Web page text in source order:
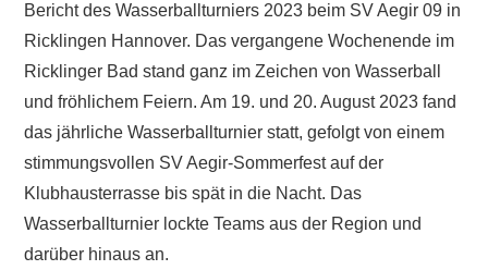
Bericht des Wasserballturniers 2023 beim SV Aegir 09 in
Ricklingen Hannover. Das vergangene Wochenende im
Ricklinger Bad stand ganz im Zeichen von Wasserball
und fröhlichem Feiern. Am 19. und 20. August 2023 fand
das jährliche Wasserballturnier statt, gefolgt von einem
stimmungsvollen SV Aegir-Sommerfest auf der
Klubhausterrasse bis spät in die Nacht. Das
Wasserballturnier lockte Teams aus der Region und
darüber hinaus an.